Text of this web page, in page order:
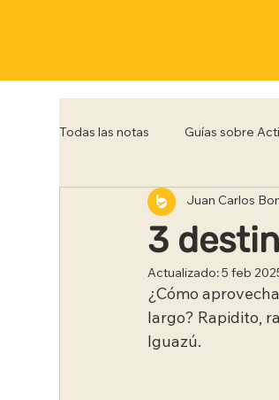
Todas las notas Guías sobre
Corrientes
Punta del Este
Tucumán
3
Juan Carlos
Actualizado:5 feb
¿Cómo
largo? Rapidito,
Iguazú.